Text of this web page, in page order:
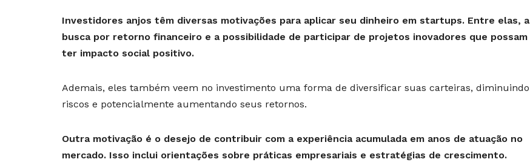
Investidores anjos têm diversas motivações para aplicar seu dinheiro em startups. Entre elas, a
busca por retorno financeiro e a possibilidade de participar de projetos inovadores que possam
ter impacto social positivo.
Ademais, eles também veem no investimento uma forma de diversificar suas carteiras, diminuindo
riscos e potencialmente aumentando seus retornos.
Outra motivação é o desejo de contribuir com a experiência acumulada em anos de atuação no
mercado. Isso inclui orientações sobre práticas empresariais e estratégias de crescimento.